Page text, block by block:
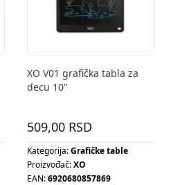
XO V01 grafička tabla za
decu 10"
509,00 RSD
Kategorija:Grafičke table
Proizvođač:XO
EAN:6920680857869